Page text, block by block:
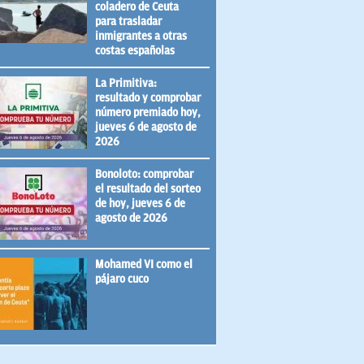
coladero de Ceuta
para trasladar
inmigrantes a otras
costas españolas
La Primitiva:
resultado y comprobar
número premiado hoy,
jueves 6 de agosto de
2026
Bonoloto: comprobar
el resultado del sorteo
de hoy, jueves 6 de
agosto de 2026
Mohamed VI como el
pájaro cuco